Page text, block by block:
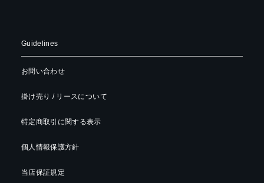
Guidelines
お問い合わせ
掛け売り / リースについて
特定商取引に関する表示
個人情報保護方針
当店保証規定